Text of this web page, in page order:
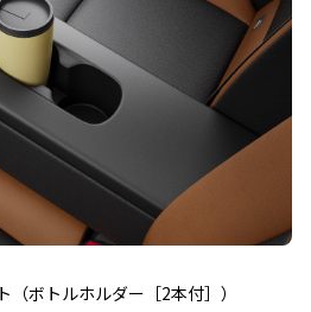
ボトルホルダー［2本付］）